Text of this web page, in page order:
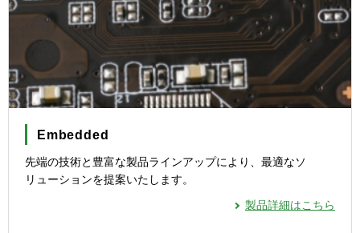
Embedded
先端の技術と豊富な製品ラインアップにより、最適なソ
リューションを提案いたします。
製品詳細はこちら